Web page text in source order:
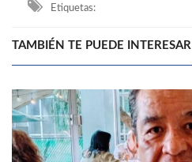
Etiquetas:
TAMBIÉN TE PUEDE INTERESAR